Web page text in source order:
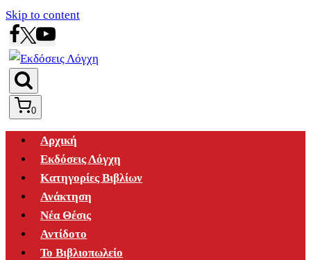
Skip to content
0
Αρχική
Εκδόσεις Λόγχη
Κατηγορίες Βιβλίων
Ανάκτηση
Νέα Θέσις
Αντίδοτο
Το Βιβλιοπωλείο